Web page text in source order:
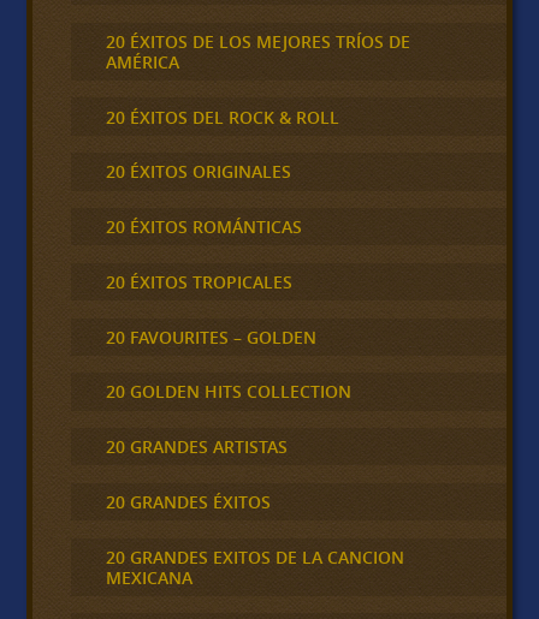
20 ÉXITOS DE LOS MEJORES TRÍOS DE
AMÉRICA
20 ÉXITOS DEL ROCK & ROLL
20 ÉXITOS ORIGINALES
20 ÉXITOS ROMÁNTICAS
20 ÉXITOS TROPICALES
20 FAVOURITES – GOLDEN
20 GOLDEN HITS COLLECTION
20 GRANDES ARTISTAS
20 GRANDES ÉXITOS
20 GRANDES EXITOS DE LA CANCION
MEXICANA